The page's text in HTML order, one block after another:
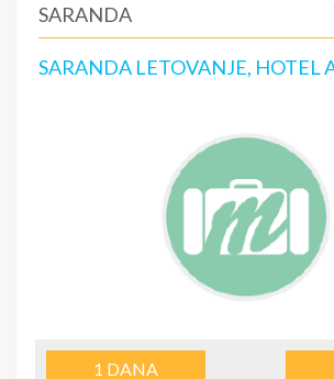
SARANDA
SARANDA LETOVANJE, HOTEL
1 DANA